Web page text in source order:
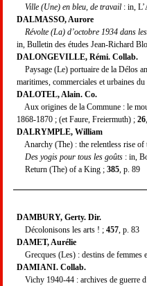
Ville (Une) en bleu, de travail : in,
DALMASSO, Aurore
Révolte (La) d’octobre 1934 dans
in, Bulletin des études Jean-Richard
DALONGEVILLE, Rémi. Collab.
Paysage (Le) portuaire de la Délos
maritimes, commerciales et urbaines
DALOTEL, Alain. Co.
Aux origines de la Commune : le
1868-1870 ; (et Faure, Freiermuth) ; 26
DALRYMPLE, William
Anarchy (The) : the relentless rise of
Des yogis pour tous les goûts : in,
Return (The) of a King ; 385 , p. 89
DAMBURY, Gerty. Dir.
Décolonisons les arts ! ; 457 , p. 83
DAMET, Aurélie
Grecques (Les) : destins de femmes
DAMIANI. Collab.
Vichy 1940-44 : archives de guerre